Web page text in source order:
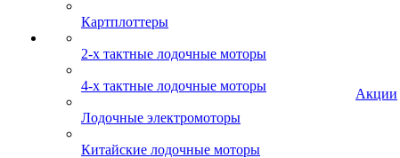
Картплоттеры
2-х тактные лодочные моторы
4-х тактные лодочные моторы
Лодочные электромоторы
Китайские лодочные моторы
Акции